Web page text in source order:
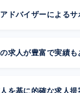
ドバイザーによる
求人が豊富で実績も
を基に的確な求人提